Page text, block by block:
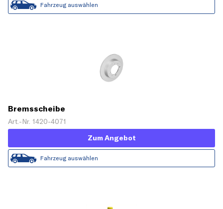
Fahrzeug auswählen
Bremsscheibe
Art.-Nr. 1420-4071
Zum Angebot
Fahrzeug auswählen